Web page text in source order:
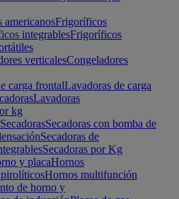
Frigoríficos
integrablesFrigoríficos
verticalesCongeladores
carga frontalLavadoras de carga
Lavadoras
kg
Secadoras con bomba de
Secadoras de
Secadoras por Kg
y placaHornos
Hornos multifunción
de horno y